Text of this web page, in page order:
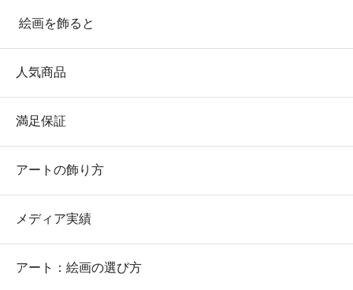
絵画を飾ると
人気商品
満足保証
アートの飾り方
メディア実績
アート：絵画の選び方